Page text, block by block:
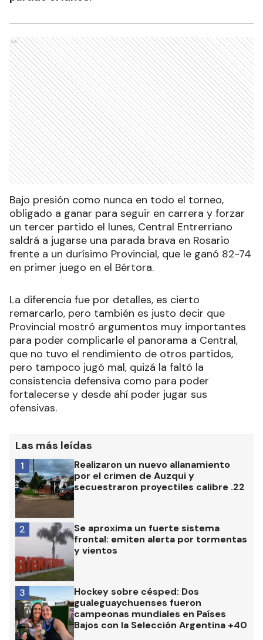
Ads
Bajo presión como nunca en todo el torneo,
obligado a ganar para seguir en carrera y forzar
un tercer partido el lunes, Central Entrerriano
saldrá a jugarse una parada brava en Rosario
frente a un durísimo Provincial, que le ganó 82-74
en primer juego en el Bértora.
La diferencia fue por detalles, es cierto
remarcarlo, pero también es justo decir que
Provincial mostró argumentos muy importantes
para poder complicarle el panorama a Central,
que no tuvo el rendimiento de otros partidos,
pero tampoco jugó mal, quizá la faltó la
consistencia defensiva como para poder
fortalecerse y desde ahí poder jugar sus
ofensivas.
Las más leídas
Realizaron un nuevo allanamiento
por el crimen de Auzqui y
secuestraron proyectiles calibre .22
1
Se aproxima un fuerte sistema
frontal: emiten alerta por tormentas
y vientos
2
Hockey sobre césped: Dos
gualeguaychuenses fueron
campeonas mundiales en Países
Bajos con la Selección Argentina +40
3